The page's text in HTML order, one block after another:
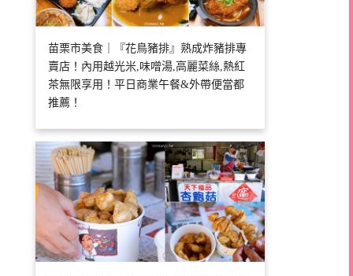
苗栗市美食｜『花鳥豬排』熟成炸豬排專
賣店！內用越光米,味噌湯,高麗菜絲,熱紅
茶無限享用！平日商業午餐&外帶便當都
推薦！